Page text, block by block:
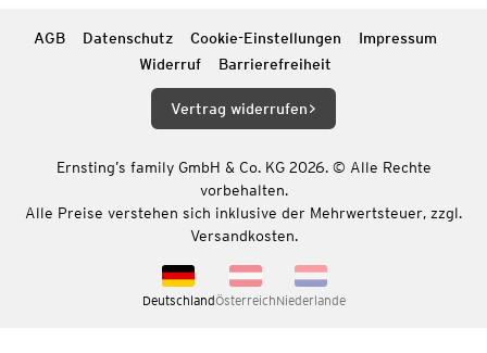
AGB Datenschutz Cookie-Einstellungen
Impressum
Widerruf
Barrierefreiheit
Vertrag widerrufen
Ernsting’s family GmbH & Co. KG 2026. © Alle Rechte
vorbehalten.
Alle Preise verstehen sich inklusive der Mehrwertsteuer, zzgl.
Versandkosten.
DeutschlandÖsterreichNiederlande